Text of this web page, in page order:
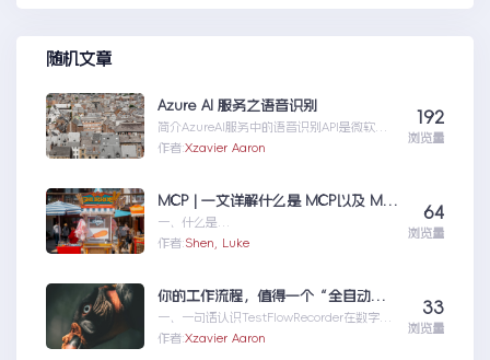
随机文章
Azure AI 服务之语音识别
简介AzureAI服务中的语音识别API是微软提
供的一项先进技术，旨在帮助开发者轻松实现
作者:Xzavier Aaron
192
浏览量
MCP | 一文详解什么是 MCP以及 MCP 可以做什么
一、什么是
MCPMCP（ModelContextProtocol）是一
作者:Shen, Luke
64
浏览量
你的工作流程，值得一个“全自动数字分身”：录制、截图、成文，一气呵成
一、一句话认识TestFlowRecorder在数字化
工作环境中，如何准确记录操作步骤并生成
作者:Xzavier Aaron
33
浏览量